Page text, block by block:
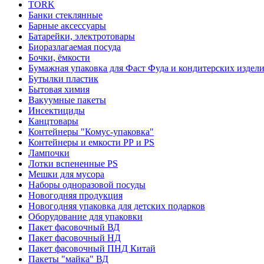
TORK
Банки стеклянные
Барные аксессуары
Батарейки, электротовары
Биоразлагаемая посуда
Бочки, ёмкости
Бумажная упаковка для Фаст Фуда и кондитерских
Бутылки пластик
Бытовая химия
Вакуумные пакеты
Инсектициды
Канцтовары
Контейнеры "Комус-упаковка"
Контейнеры и емкости РР и PS
Лампочки
Лотки вспененные PS
Мешки для мусора
Наборы одноразовой посуды
Новогодняя продукция
Новогодняя упаковка для детских подарков
Оборудование для упаковки
Пакет фасовочный ВД
Пакет фасовочный НД
Пакет фасовочный ПНД Китай
Пакеты "майка" ВД